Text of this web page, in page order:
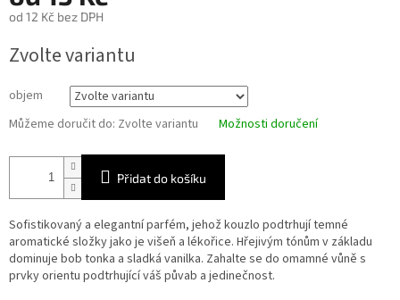
od 12 Kč bez DPH
cena:
Zvolte variantu
objem
Můžeme doručit do: Zvolte variantu Možnosti doručení
Přidat do košíku
Sofistikovaný a elegantní parfém, jehož kouzlo podtrhují temné
aromatické složky jako je višeň a lékořice. Hřejivým tónům v základu
dominuje bob tonka a sladká vanilka. Zahalte se do omamné vůně s
prvky orientu podtrhující váš půvab a jedinečnost.